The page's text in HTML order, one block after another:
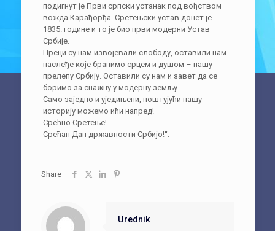
подигнут је Први српски устанак под вођством
вожда Карађорђа. Сретењски устав донет је
1835. године и то је био први модерни Устав
Србије.
Преци су нам извојевали слободу, оставили нам
наслеђе које бранимо срцем и душом – нашу
прелепу Србију. Оставили су нам и завет да се
боримо за снажну у модерну земљу.
Само заједно и уједињени, поштујући нашу
историју можемо ићи напред!
Срећно Сретење!
Срећан Дан државности Србијо!“.
Share
Urednik